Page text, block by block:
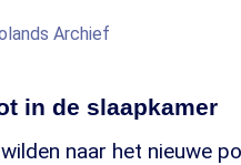
Archief
in de slaapkamer
naar het nieuwe